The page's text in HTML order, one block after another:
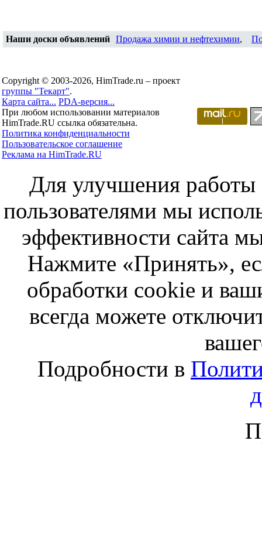
Наши доски объявлений Продажа химии и нефтехимии,
Copyright © 2003-2026, HimTrade.ru – проект
группы "Текарт".
Карта сайта... PDA-версия...
При любом использовании материалов
HimTrade.RU ссылка обязательна.
Политика конфиденциальности
Пользовательское соглашение
Реклама на HimTrade.RU
Для улучшения работы
пользователями мы
эффективности сайта
Нажмите «Принять»,
обработки cookie и
всегда можете
Подробности в